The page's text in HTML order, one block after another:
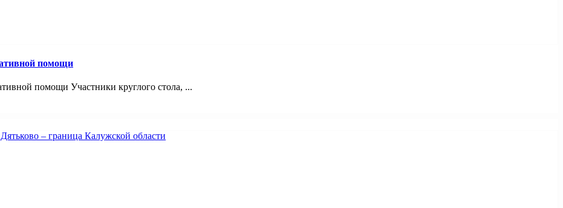
помощи
помощи Участники круглого стола, ...